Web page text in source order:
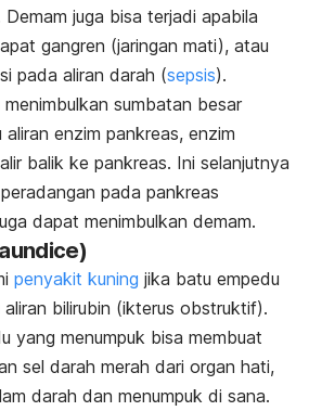
Demam juga bisa terjadi apabila
gangren (jaringan mati), atau
pada aliran darah (sepsis).
sumbatan besar
aliran enzim pankreas, enzim
balik ke pankreas. Ini selanjutnya
pada pankreas
dapat menimbulkan demam.
)
penyakit kuning jika batu empedu
aliran bilirubin (ikterus obstruktif).
yang menumpuk bisa membuat
sel darah merah dari organ hati,
darah dan menumpuk di sana.